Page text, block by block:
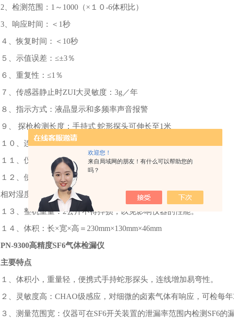
欢迎您！
来自局域网的朋友！有什么可以帮助您的
吗？
2、检测范围：1～1000（×１０-6体积比）
3、响应时间：＜1秒
４、恢复时间：＜10秒
５、示值误差：≤±3％
６、重复性：≤1％
７、传感器静止时ZUI大灵敏度：3g／年
８、指示方式：液晶显示和多频率声音报警
９、 探枪检测长度：手持式 蛇形探头可伸长至1米
１０、连续工作时间：5小时
１１、仪器电源：可充电镍氢电池，交直流两用
１２、使用环境：温度：-5℃～50℃
相对湿度：≤85%
１３、整机重量：2公斤不得摔损，以免影响仪器的性能。
１４、体积：长×宽×高＝230mm×130mm×46mm
PN-9300高精度SF6气体检漏仪
主要特点
１、体积小，重量轻，便携式手持蛇形探头，连线增加易弯性。
２、灵敏度高：CHAO级感应，对细微的卤素气体有响应，可检每
３、测量范围宽：仪器可在SF6开关装置的泄漏率范围内检测SF6的